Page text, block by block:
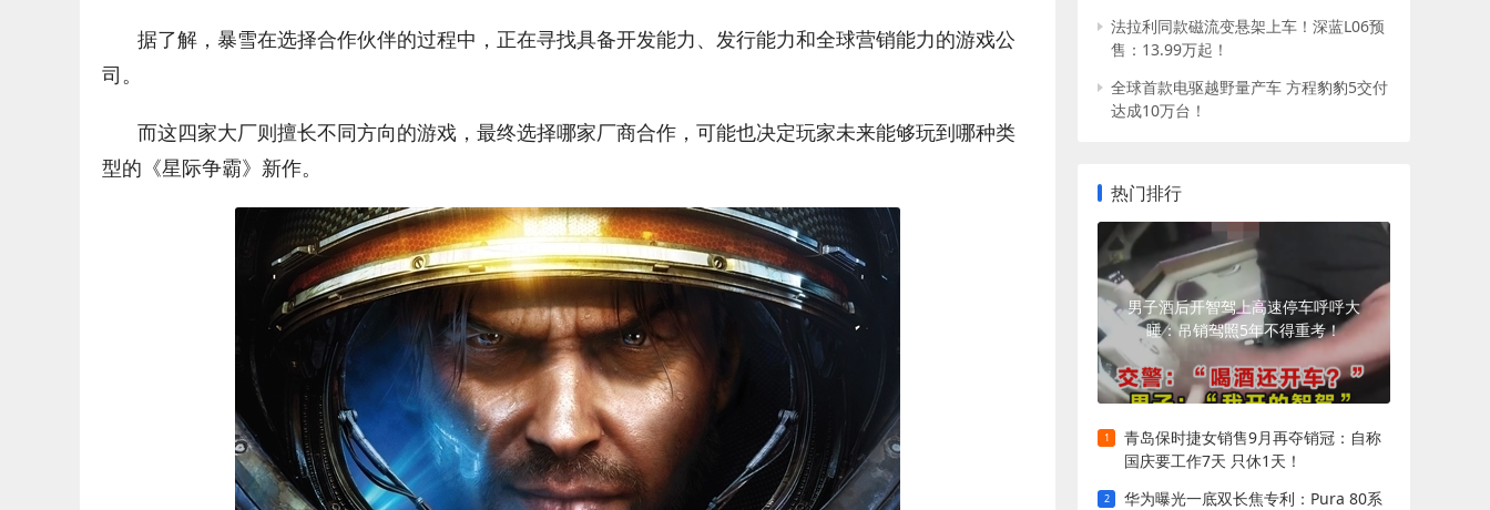
据了解，暴雪在选择合作伙伴的过程中，正在寻找具备开发能力、发行能力和全球营销能力的游戏公
司。
而这四家大厂则擅长不同方向的游戏，最终选择哪家厂商合作，可能也决定玩家未来能够玩到哪种类
型的《星际争霸》新作。
法拉利同款磁流变悬架上车！深蓝L06预
售：13.99万起！
全球首款电驱越野量产车 方程豹豹5交付
达成10万台！
热门排行
男子酒后开智驾上高速停车呼呼大
睡：吊销驾照5年不得重考！
青岛保时捷女销售9月再夺销冠：自称
国庆要工作7天 只休1天！
华为曝光一底双长焦专利：Pura 80系